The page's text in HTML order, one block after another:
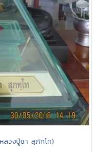
ลวงปู่ชา สุภัทโท)